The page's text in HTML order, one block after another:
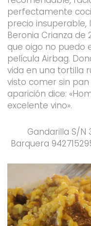
perfectamente
precio insuperable,
Beronia Crianza de
que oigo no puedo
película Airbag.
vida en una tortilla
visto comer sin pan
aparición dice:
excelente vino».
Gandarilla S/N
Barquera